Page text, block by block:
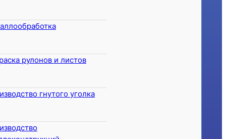
рулонов и листов
гнутого уголка